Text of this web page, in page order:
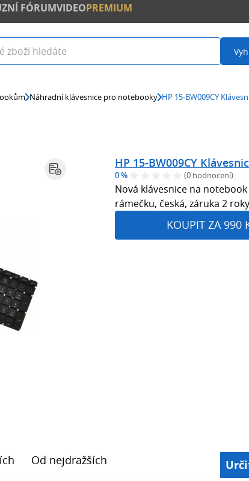
FÓRUMVIDEOPREMIUM
Náhradní klávesnice pro notebooky HP 15-BW009CY
HP 15-BW009CY
0 % (0 hodnocení)
Nová klávesnice na notebook
rámečku, česká, záruka 2 roky
KOUPIT ZA 990
Od nejdražších